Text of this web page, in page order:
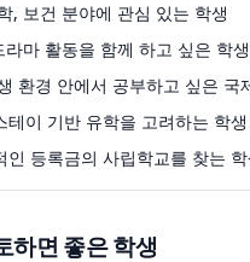
, 보건 분야에 관심 있는 학생
마 활동을 함께 하고 싶은 학생
환경 안에서 공부하고 싶은 국
테이 기반 유학을 고려하는 학생
인 등록금의 사립학교를 찾는 학
하면 좋은 학생